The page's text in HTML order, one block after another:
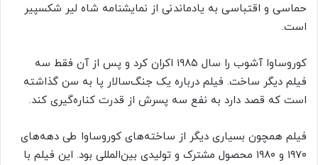
حماسی و اقتباسی به یادماندنی از نمایشنامه شاه لیر شکسپیر
است.
کوروساوا آشوب را سال ۱۹۸۵ اکران کرد و پس از آن فقط سه
فیلم دیگر ساخت. فیلم درباره یک جنگ‌سالار پا به سن گذاشته
است که قصد دارد به نفع سه پسرش از قدرت کناره‌گیری کند.
فیلم همچون بسیاری دیگر از ساخته‌های کوروساوا طی دهه‌های
۱۹۷۰ و ۱۹۸۰ محصول مشترک و تولیدی بین‌المللی بود. این فیلم با